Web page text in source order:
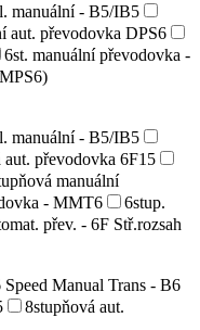
manuální - B5/IB5
aut. převodovka DPS6
6st. manuální převodovka -
manuální - B5/IB5
aut. převodovka 6F15
manuální
- MMT6
6stup.
přev. - 6F Stř.rozsah
Speed Manual Trans - B6
8stupňová aut.